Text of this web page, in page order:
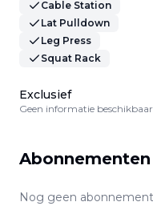
Cable Station
Lat Pulldown
Leg Press
Squat Rack
Exclusief
Geen informatie
Abonnementen
Nog geen